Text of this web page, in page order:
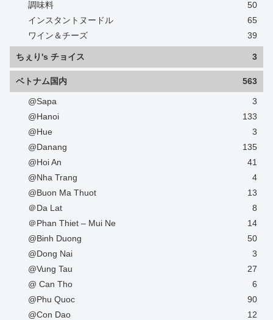
調味料
50
インスタントヌードル
65
ワイン＆チーズ
39
ちぇり's チョイス 3
ベトナム国内 563
@Sapa
3
@Hanoi
133
@Hue
3
@Danang
135
@Hoi An
41
@Nha Trang
4
@Buon Ma Thuot
13
＠Da Lat
8
＠Phan Thiet – Mui Ne
14
@Binh Duong
50
@Dong Nai
3
@Vung Tau
27
@ Can Tho
6
@Phu Quoc
90
@Con Dao
12